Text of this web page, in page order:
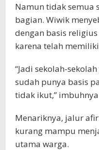
Namun tidak semua
bagian. Wiwik
dengan basis
karena telah
“Jadi sekolah-
sudah punya basis
tidak ikut,”
Menariknya, jalur
kurang mampu
utama warga.